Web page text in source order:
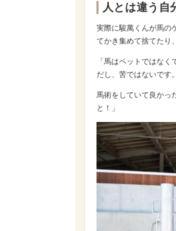
人とは違う自
実際に駿萬くんが馬の
てかき集めて捨てたり
「馬はペットではな
だし、苦ではないです。
馬術をしていて良かっ
と！」